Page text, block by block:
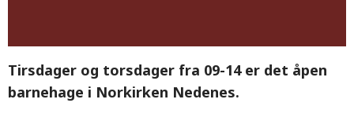
Tirsdager og torsdager fra 09-14 er det åpen
barnehage i Norkirken Nedenes.